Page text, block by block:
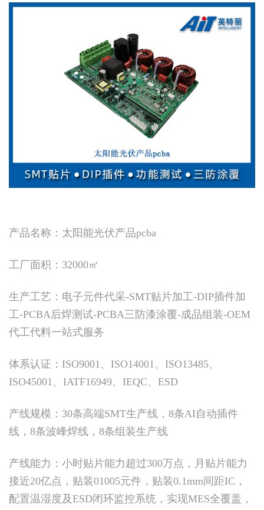
产品名称：太阳能光伏产品pcba
工厂面积：32000㎡
生产工艺：电子元件代采-SMT贴片加工-DIP插件加
工-PCBA后焊测试-PCBA三防漆涂覆-成品组装-OEM
代工代料一站式服务
体系认证：ISO9001、ISO14001、ISO13485、
ISO45001、IATF16949、IEQC、ESD
产线规模：30条高端SMT生产线，8条AI自动插件
线，8条波峰焊线，8条组装生产线
产线能力：小时贴片能力超过300万点，月贴片能力
接近20亿点，贴装01005元件，贴装0.1mm间距IC，
配置温湿度及ESD闭环监控系统，实现MES全覆盖，